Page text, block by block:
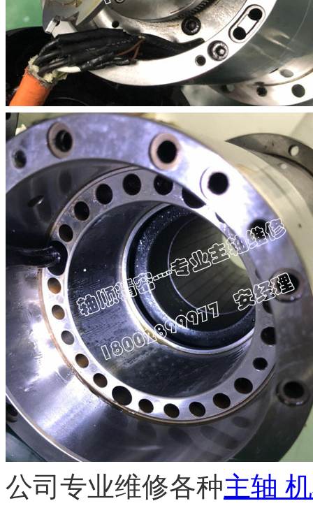
公司专业维修各种主轴